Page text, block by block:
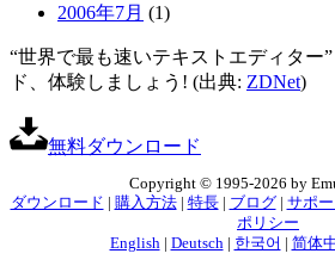
2006年7月 (1)
“世界で最も速いテキストエディター
ド、体験しましょう! (出典: ZDNet)
無料ダウンロード
Copyright © 1995-2026 by
ダウンロード | 購入方法| 特長| ブログ| サポー
ポリシー
English | Deutsch | 한국어 | 简体